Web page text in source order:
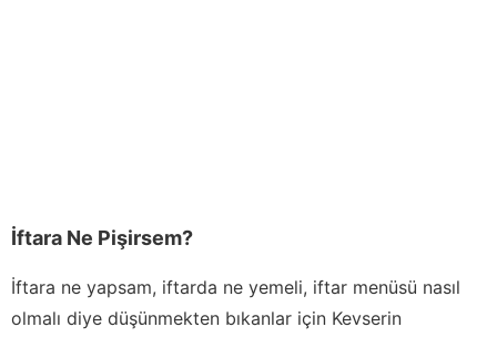
İftara Ne Pişirsem?
İftara ne yapsam, iftarda ne yemeli, iftar menüsü nasıl
olmalı diye düşünmekten bıkanlar için Kevserin